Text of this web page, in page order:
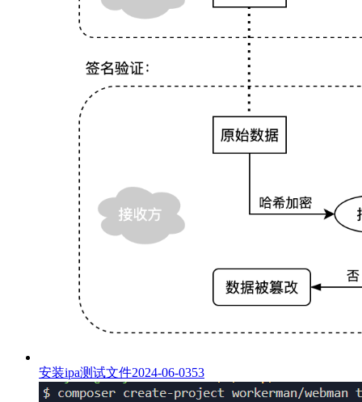
安装ipa测试文件2024-06-0353